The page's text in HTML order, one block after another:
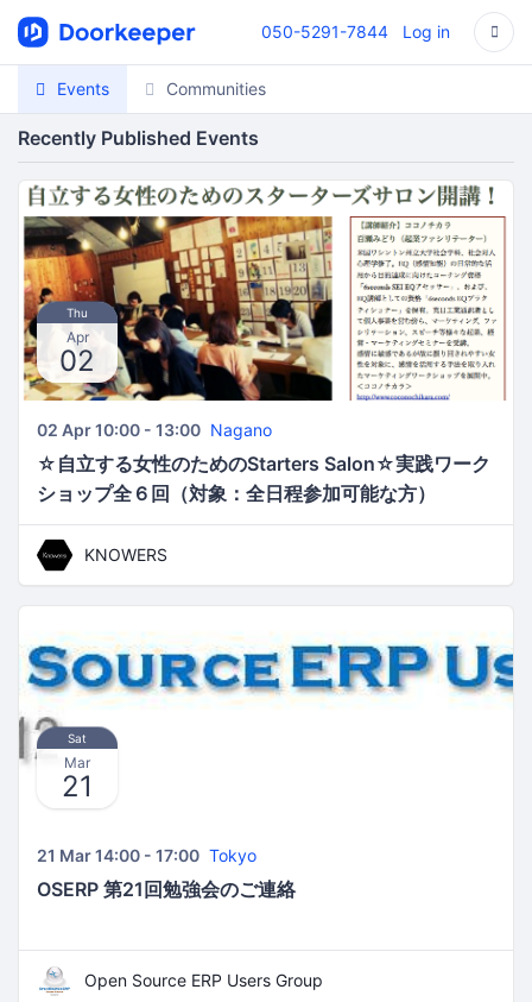
050-5291-7844 Log in
Events Communities
Recently Published Events
Thu
Apr
02
02 Apr 10:00 - 13:00 Nagano
☆自立する女性のためのStarters Salon☆実践ワーク
ショップ全６回（対象：全日程参加可能な方）
KNOWERS
Sat
Mar
21
21 Mar 14:00 - 17:00 Tokyo
OSERP 第21回勉強会のご連絡
Open Source ERP Users Group